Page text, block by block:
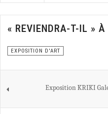
« REVIENDRA-T-IL » À
EXPOSITION D'ART
Exposition KRIKI